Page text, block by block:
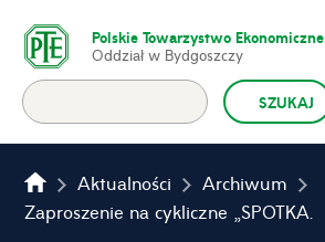
Polskie Towarzystwo Ekonomiczne
Oddział w Bydgoszczy
Aktualności
Archiwum
Zaproszenie na cykliczne „SPOTKANIE Z PRZEDSIĘBIORCZOŚCIĄ” – 23 lutego 2018 r.